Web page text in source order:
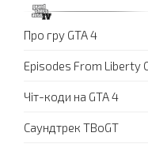
Про гру GTA 4
Episodes From Liberty
Чіт-коди на GTA 4
Саундтрек TBoGT